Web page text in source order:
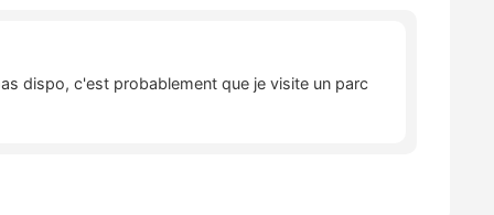
dispo, c'est probablement que je visite un parc